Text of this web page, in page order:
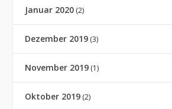
Januar 2020 (2)
Dezember 2019 (3)
November 2019 (1)
Oktober 2019 (2)